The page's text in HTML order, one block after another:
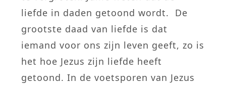
liefde in daden getoond wordt. De
grootste daad van liefde is dat
iemand voor ons zijn leven geeft, zo is
het hoe Jezus zijn liefde heeft
getoond. In de voetsporen van Jezus